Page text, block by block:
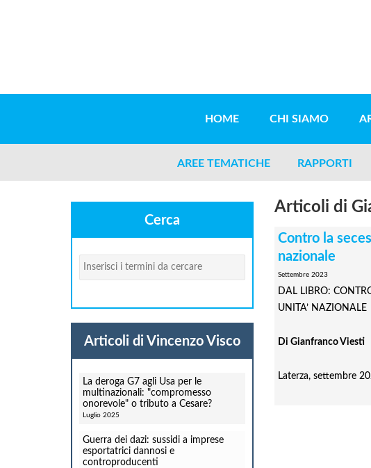
HOME CHI SIAMO
AREE TEMATICHE RAPPORTI
Articoli di
Contro la
nazionale
Settembre 2023
DAL LIBRO:
UNITA’ NAZIONALE
Di Gianfranco Viesti
Laterza, settembre
Cerca
Articoli di Vincenzo Visco
La deroga G7 agli Usa per le
multinazionali: "compromesso
onorevole" o tributo a Cesare?
Luglio 2025
Guerra dei dazi: sussidi a imprese
esportatrici dannosi e
controproducenti